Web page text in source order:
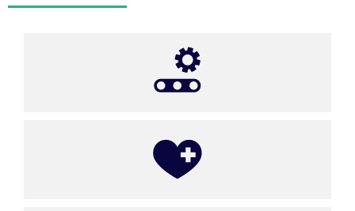
Produktion
Gesundheit